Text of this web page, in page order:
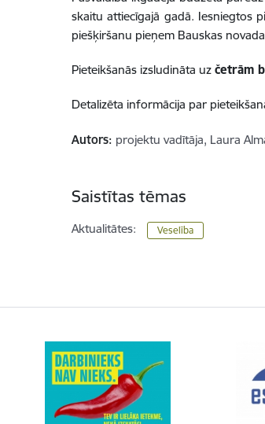
skaitu attiecīgajā gadā. Iesniegtos
piešķiršanu pieņem Bauskas
Pieteikšanās izsludināta uzčetrām
Detalizēta informācija par
Autors: projektu vadītāja, Laura
Saistītas tēmas
Aktualitātes: Veselība